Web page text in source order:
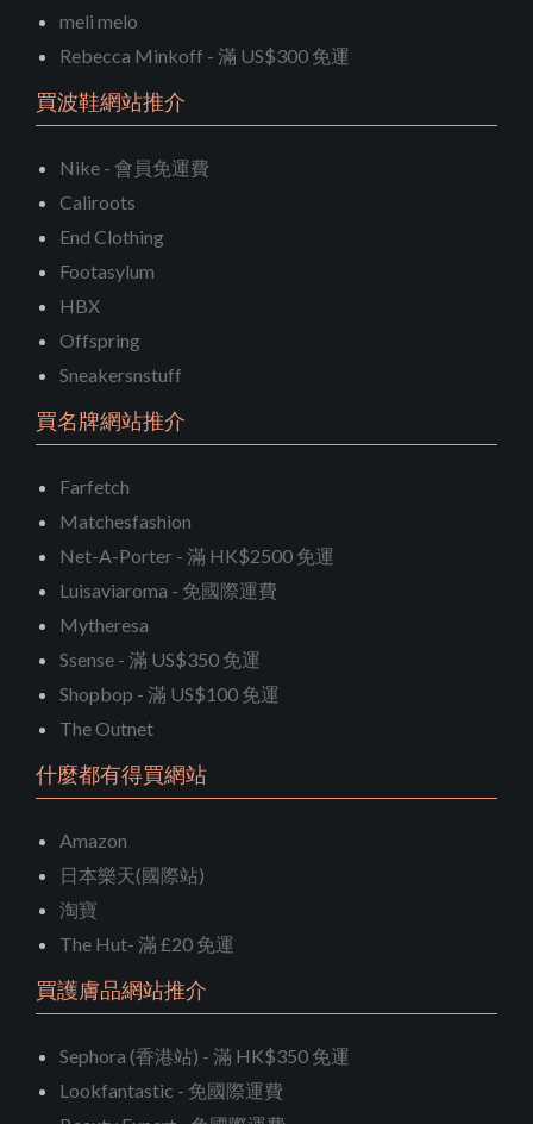
meli melo
Rebecca Minkoff - 滿 US$300 免運
買波鞋網站推介
Nike - 會員免運費
Caliroots
End Clothing
Footasylum
HBX
Offspring
Sneakersnstuff
買名牌網站推介
Farfetch
Matchesfashion
Net-A-Porter - 滿 HK$2500 免運
Luisaviaroma - 免國際運費
Mytheresa
Ssense - 滿 US$350 免運
Shopbop - 滿 US$100 免運
The Outnet
什麼都有得買網站
Amazon
日本樂天(國際站)
淘寶
The Hut- 滿 £20 免運
買護膚品網站推介
Sephora (香港站) - 滿 HK$350 免運
Lookfantastic - 免國際運費